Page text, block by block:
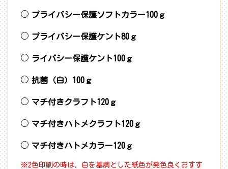
プライバシー保護ソフトカラー100ｇ
プライバシー保護ケント80ｇ
ライバシー保護ケント100ｇ
抗菌（白）100ｇ
マチ付きクラフト120ｇ
マチ付きハトメクラフト120ｇ
マチ付きハトメカラー120ｇ
※2色印刷の時は、白を基調とした紙色が発色良くおすす